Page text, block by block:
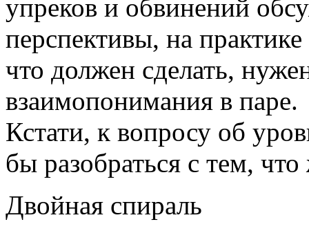
упреков и обвинений
перспективы, на
что должен сделать,
взаимопонимания в паре.
Кстати, к вопросу об
бы разобраться с тем, что
Двойная спираль